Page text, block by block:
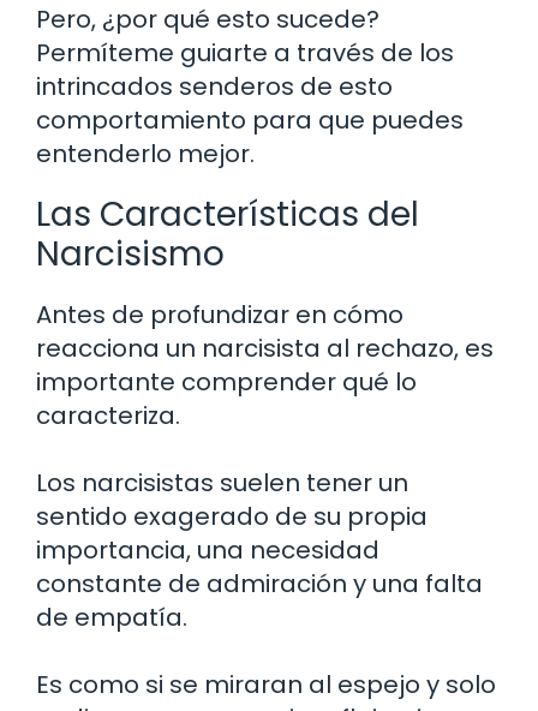
Pero, ¿por qué esto sucede?
Permíteme guiarte a través de los
intrincados senderos de esto
comportamiento para que puedes
entenderlo mejor.
Las Características del
Narcisismo
Antes de profundizar en cómo
reacciona un narcisista al rechazo, es
importante comprender qué lo
caracteriza.
Los narcisistas suelen tener un
sentido exagerado de su propia
importancia, una necesidad
constante de admiración y una falta
de empatía.
Es como si se miraran al espejo y solo